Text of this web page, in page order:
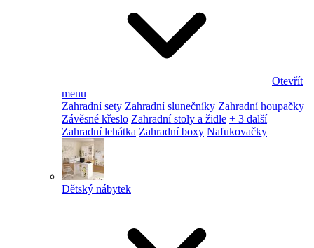
Otevřít
menu
Zahradní sety Zahradní slunečníky Zahradní houpačky
Závěsné křeslo Zahradní stoly a židle + 3 další
Zahradní lehátka Zahradní boxy Nafukovačky
Dětský nábytek